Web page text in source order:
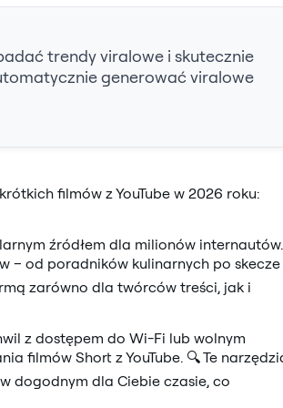
trendy viralowe i skutecznie
generować viralowe
filmów z YouTube w 2026 roku:
źródłem dla milionów internautów.
– od poradników kulinarnych po skecze
zarówno dla twórców treści, jak i
z dostępem do Wi-Fi lub wolnym
filmów Short z YouTube. 🔍 Te
dogodnym dla Ciebie czasie, co